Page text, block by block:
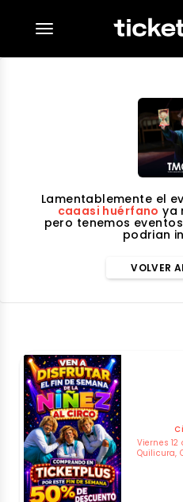
desplegar navegación
Lamentablemente el
caaasi huérfano ya
pero tenemos
podrian
VOLVER
Viernes 12
Quilicura,